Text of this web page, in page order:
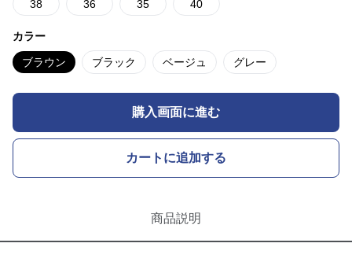
38 36 35 40
カラー
ブラウン ブラック ベージュ グレー
購入画面に進む
カートに追加する
商品説明